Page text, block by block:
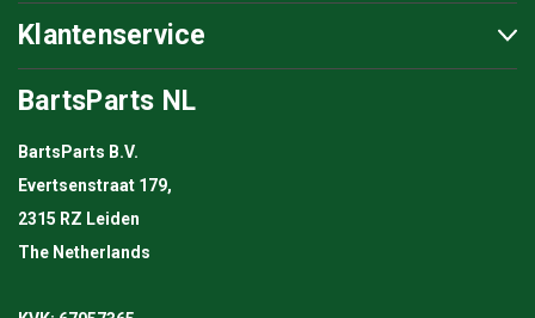
Klantenservice
BartsParts NL
BartsParts B.V.
Evertsenstraat 179,
2315 RZ Leiden
The Netherlands